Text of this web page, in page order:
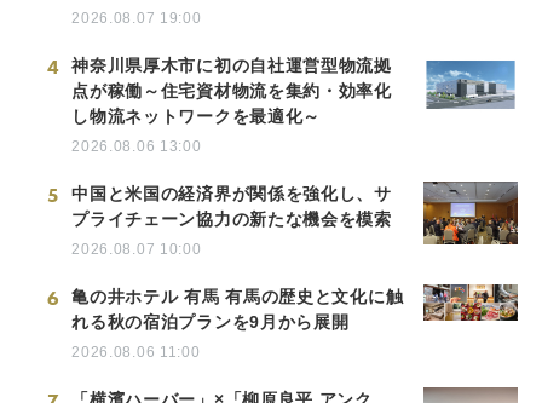
2026.08.07 19:00
4
神奈川県厚木市に初の自社運営型物流拠
点が稼働～住宅資材物流を集約・効率化
し物流ネットワークを最適化～
2026.08.06 13:00
5
中国と米国の経済界が関係を強化し、サ
プライチェーン協力の新たな機会を模索
2026.08.07 10:00
6
亀の井ホテル 有馬 有馬の歴史と文化に触
れる秋の宿泊プランを9月から展開
2026.08.06 11:00